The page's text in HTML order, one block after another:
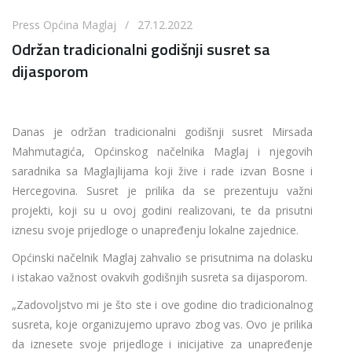
Press Općina Maglaj / 27.12.2022
Održan tradicionalni godišnji susret sa
dijasporom
Danas je održan tradicionalni godišnji susret Mirsada
Mahmutagića, Općinskog načelnika Maglaj i njegovih
saradnika sa Maglajlijama koji žive i rade izvan Bosne i
Hercegovina. Susret je prilika da se prezentuju važni
projekti, koji su u ovoj godini realizovani, te da prisutni
iznesu svoje prijedloge o unapređenju lokalne zajednice.
Općinski načelnik Maglaj zahvalio se prisutnima na dolasku
i istakao važnost ovakvih godišnjih susreta sa dijasporom.
„Zadovoljstvo mi je što ste i ove godine dio tradicionalnog
susreta, koje organizujemo upravo zbog vas. Ovo je prilika
da iznesete svoje prijedloge i inicijative za unapređenje